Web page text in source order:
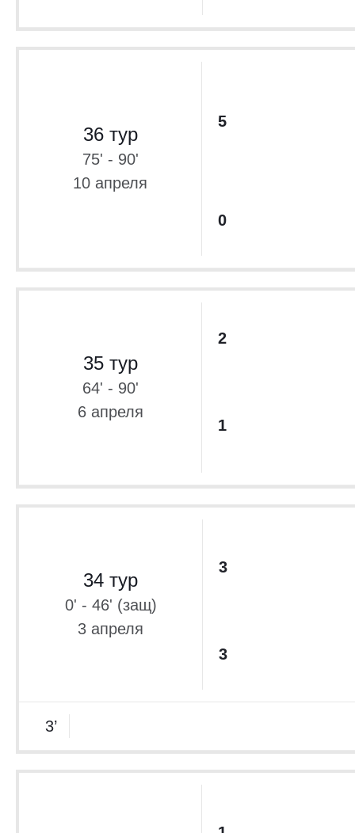
36 тур
75' - 90'
10 апреля
5
0
35 тур
64' - 90'
6 апреля
2
1
34 тур
0' - 46' (защ)
3 апреля
3
3
3’